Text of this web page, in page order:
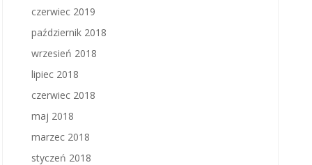
czerwiec 2019
październik 2018
wrzesień 2018
lipiec 2018
czerwiec 2018
maj 2018
marzec 2018
styczeń 2018